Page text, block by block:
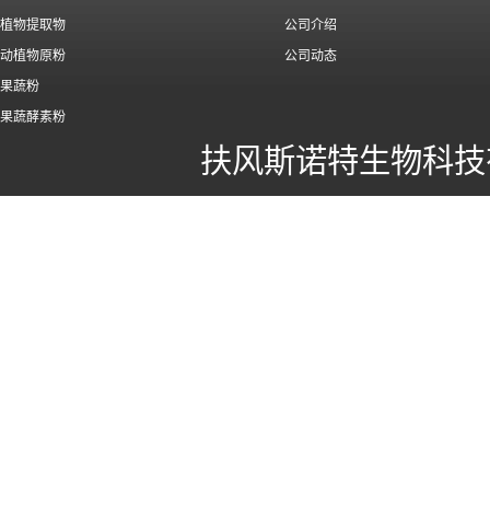
植物提取物
动植物原粉
果蔬粉
果蔬酵素粉
公司介绍
公司动态
扶风斯诺特生物科